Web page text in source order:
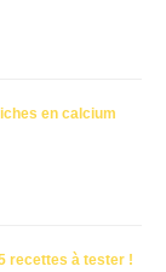
en calcium
recettes à tester !